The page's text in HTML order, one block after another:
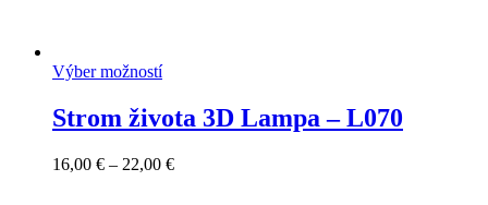
Výber možností
Strom života 3D Lampa – L070
16,00 € – 22,00 €Price